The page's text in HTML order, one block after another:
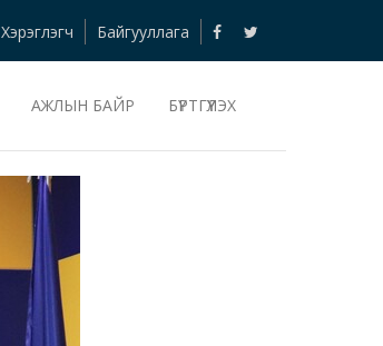
Хэрэглэгч Байгууллага
АЖЛЫН БАЙР БҮРТГҮҮЛЭХ